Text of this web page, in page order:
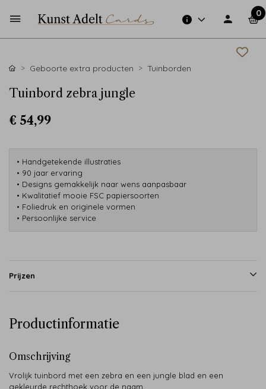
0
Geboorte extra producten Tuinborden
Tuinbord zebra jungle
€ 54,99
• Handgetekende illustraties
• 90 jaar ervaring
• Designs gemakkelijk naar wens aanpasbaar
• Kwalitatief mooie FSC papiersoorten
• Foliedruk en originele vormen
• Persoonlijke service
Prijzen
Productinformatie
Omschrijving
Vrolijk tuinbord met een zebra en een jungle blad en een
gekleurde rechthoek voor de naam.